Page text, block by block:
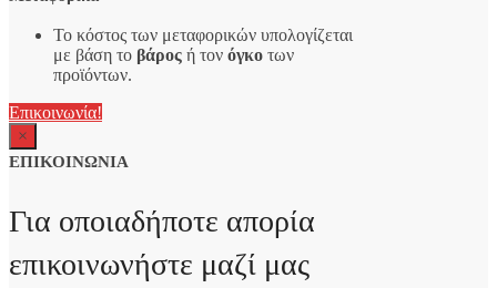
Το κόστος των μεταφορικών υπολογίζεται
με βάση το βάρος ή τον όγκο των
προϊόντων.
Επικοινωνία!
×
ΕΠΙΚΟΙΝΩΝΙΑ
Για οποιαδήποτε απορία
επικοινωνήστε μαζί μας